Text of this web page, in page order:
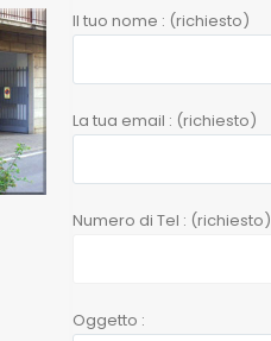
Il tuo nome : (richiesto)
La tua email : (richiesto)
Numero di Tel : (richiesto)
Oggetto :